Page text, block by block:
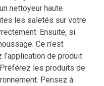
nettoyeur haute
les saletés sur votre
Ensuite, si
Ce n’est
l’application de produit
les produits de
Pensez à